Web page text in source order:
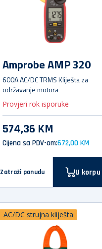
Amprobe AMP 320
600A AC/DC TRMS Kliješta za
održavanje motora
Provjeri rok isporuke
574,36 KM
Cijena sa PDV-om:672,00 KM
Zatraži ponudu U korpu
AC/DC strujna kliješta